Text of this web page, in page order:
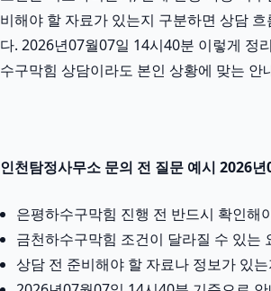
비해야 할 자료가 있는지 구분하면 상담
다. 2026년07월07일 14시40분 이렇게 정
수구막힘 상담이라도 본인 상황에 맞는 안
인천탐정사무소 문의 전 질문 예시 2026
은평하수구막힘 진행 전 반드시 확인해
금천하수구막힘 조건이 달라질 수 있는
상담 전 준비해야 할 자료나 정보가 있는